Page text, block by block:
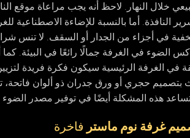
خلال النهار. لاحظ أنه يجب مراعاة موقع
النافذة. أما بالنسبة للإضاءة الاصطناعية
في أجزاء من الجدار أو السقف. لا تنس
الضوء في الغرفة جمالًا رائعًا في البيئة.
في الغرفة الرئيسية سيكون فكرة فريدة
حجري أو ورق جدران ذو ألوان فاتحة،
هذه المشكلة أيضًا في توفير مصدر
غرفة نوم ماسترفاخرة